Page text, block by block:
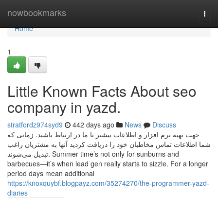
nowbookmarks
Home
Home
1
Little Known Facts About seo
company in yazd.
stratfordz974syd9 442 days ago News
Discuss
جهت تهیه نرم افزار و اطلاعات بیشتر با ما در ارتباط باشید. زمانی که
شما اطلاعات تماس مخاطبان خود را دریافت کردید آنها به مشتریان راغب
تبدیل می‌شوند. Summer time’s not only for sunburns and
barbecues—it’s when lead gen really starts to sizzle. For a longer
period days mean additional
https://knoxquybf.blogpayz.com/35274270/the-programmer-yazd-
diaries